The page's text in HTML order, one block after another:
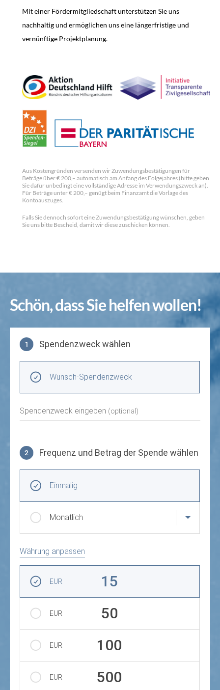
Mit einer Fördermitgliedschaft unterstützen Sie uns
nachhaltig und ermöglichen uns eine längerfristige und
vernünftige Projektplanung.
Aus Kostengründen versenden wir Zuwendungsbestätigungen für
Beträge über € 200,– automatisch am Anfang des Folgejahres (bitte geben
Sie dafür unbedingt eine vollständige Adresse im Verwendungszweck an).
Für Beträge unter € 200,– genügt beim Finanzamt die Vorlage des
Kontoauszuges.
Falls Sie dennoch sofort eine Zuwendungsbestätigung wünschen, geben
Sie uns bitte Bescheid, damit wir diese zuschicken können.
Schön, dass Sie helfen wollen!
1 Spendenzweck wählen
Wunsch-Spendenzweck
Spendenzweck eingeben (optional)
2 Frequenz und Betrag der Spende wählen
Einmalig
Monatlich
Währung anpassen
EUR 15
EUR 50
EUR 100
EUR 500